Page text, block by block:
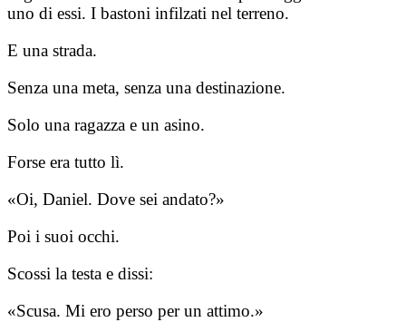
uno di essi. I bastoni infilzati nel terreno.
E una strada.
Senza una meta, senza una destinazione.
Solo una ragazza e un asino.
Forse era tutto lì.
«Oi, Daniel. Dove sei andato?»
Poi i suoi occhi.
Scossi la testa e dissi:
«Scusa. Mi ero perso per un attimo.»